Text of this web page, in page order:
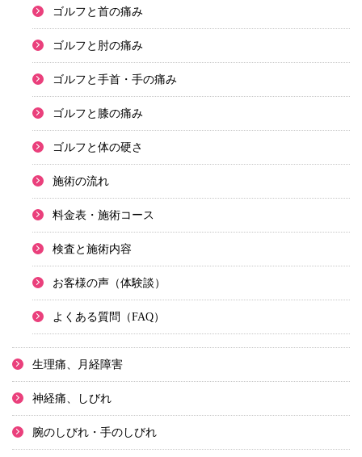
ゴルフと首の痛み
ゴルフと肘の痛み
ゴルフと手首・手の痛み
ゴルフと膝の痛み
ゴルフと体の硬さ
施術の流れ
料金表・施術コース
検査と施術内容
お客様の声（体験談）
よくある質問（FAQ）
生理痛、月経障害
神経痛、しびれ
腕のしびれ・手のしびれ